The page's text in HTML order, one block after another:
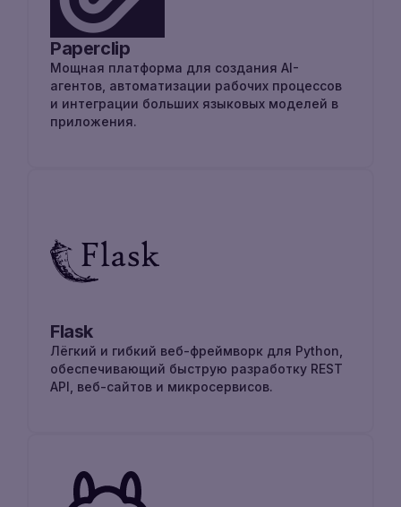
Paperclip
Мощная платформа для создания AI-
агентов, автоматизации рабочих процессов
и интеграции больших языковых моделей в
приложения.
Flask
Лёгкий и гибкий веб-фреймворк для Python,
обеспечивающий быструю разработку REST
API, веб-сайтов и микросервисов.